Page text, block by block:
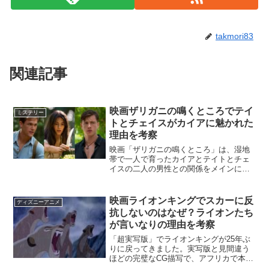
takmori83
関連記事
ミステリー
映画ザリガニの鳴くところでテイ
トとチェイスがカイアに魅かれた
理由を考察
映画「ザリガニの鳴くところ」は、湿地
帯で一人で育ったカイアとテイトとチェ
イスの二人の男性との関係をメインにス
すが、）チェイスの死体が発見され、誰
が彼を殺したのか？というミ...
ディズニーアニメ
映画ライオンキングでスカーに反
抗しないのはなぜ？ライオンたち
が言いなりの理由を考察
「超実写版」でライオンキングが25年ぶ
りに戻ってきました。実写版と見間違う
ほどの完璧なCG描写で、アフリカで本物